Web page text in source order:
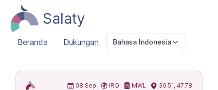
Salaty
Beranda Dukungan Bahasa Indonesia
Jadwal Sholat Islam
08 Sep IRQ MWL 30.51, 47.78